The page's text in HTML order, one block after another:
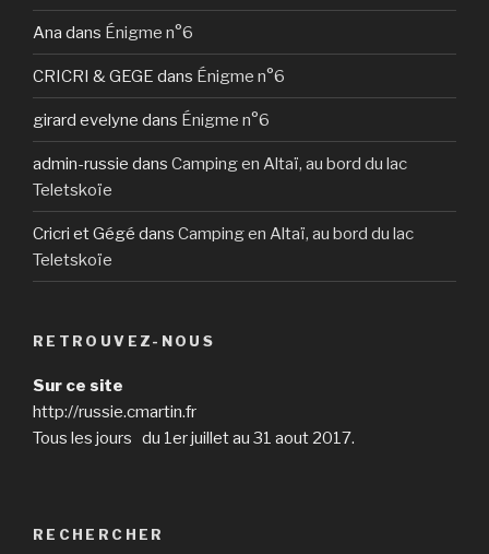
Ana dans Énigme n°6
CRICRI & GEGE dans Énigme n°6
girard evelyne dans Énigme n°6
admin-russie dans Camping en Altaï, au bord du lac
Teletskoïe
Cricri et Gégé dans Camping en Altaï, au bord du lac
Teletskoïe
RETROUVEZ-NOUS
Sur ce site
http://russie.cmartin.fr
Tous les jours du 1er juillet au 31 aout 2017.
RECHERCHER